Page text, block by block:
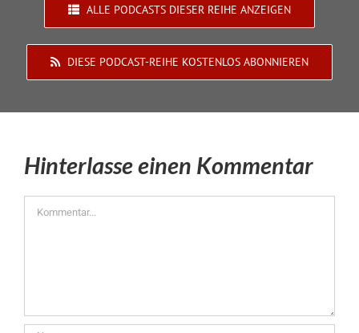
ALLE PODCASTS DIESER REIHE ANZEIGEN
DIESE PODCAST-REIHE KOSTENLOS ABONNIEREN
Hinterlasse einen Kommentar